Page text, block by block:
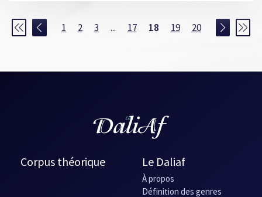
1 2 3 ... 17 18 19 20
Corpus théorique Le Daliaf
À propos
Définition des genres